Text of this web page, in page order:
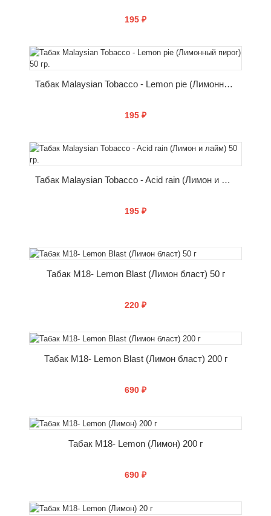
195 ₽
КУПИТЬ
Табак Malaysian Tobacco - Lemon pie (Лимонный пирог) 50 гр.
195 ₽
КУПИТЬ
Табак Malaysian Tobacco - Acid rain (Лимон и лайм) 50 гр.
195 ₽
КУПИТЬ
Табак M18- Lemon Blast (Лимон бласт) 50 г
220 ₽
КУПИТЬ
Табак M18- Lemon Blast (Лимон бласт) 200 г
690 ₽
КУПИТЬ
Табак M18- Lemon (Лимон) 200 г
690 ₽
КУПИТЬ